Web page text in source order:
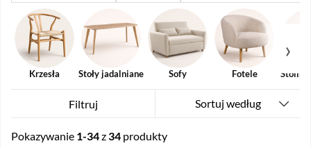
Krzesła Stoły jadalniane Sofy Fotele Stoliki
Filtruj Sortuj według
Pokazywanie 1-34z34 produkty